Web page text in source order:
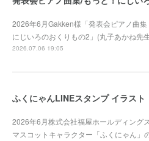
2026年6月Gakken様「発表会ピアノ曲
にじいろのおくりもの2」(丸子あかね先
2026.07.06 19:05
ふくにゃんLINEスタンプ イラスト
2026年6月株式会社福屋ホールディング
マスコットキャラクター「ふくにゃん」